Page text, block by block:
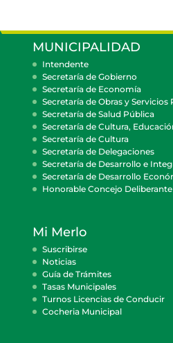
MUNICIPALIDAD
Intendente
Secretaría de Gobierno
Secretaría de Economía
Secretaría de Obras y Servicios
Secretaría de Salud Pública
Secretaría de Cultura,
Secretaría de Cultura
Secretaría de Delegaciones
Secretaría de Desarrollo e
Secretaría de Desarrollo
Honorable Concejo Deliberante
Mi Merlo
Suscribirse
Noticias
Guía de Trámites
Tasas Municipales
Turnos Licencias de Conducir
Cocheria Municipal